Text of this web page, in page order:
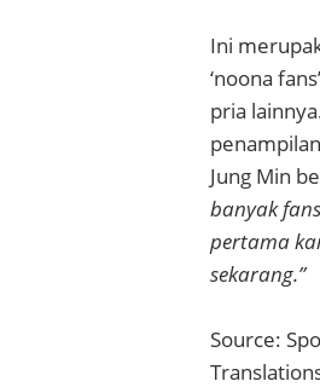
Ini
‘noona
pria
Jung Min
banyak
pertama
sekarang.”
Source: